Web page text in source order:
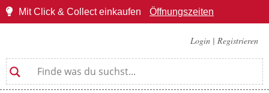
Mit Click & Collect einkaufen Öffnungszeiten
Login | Registrieren